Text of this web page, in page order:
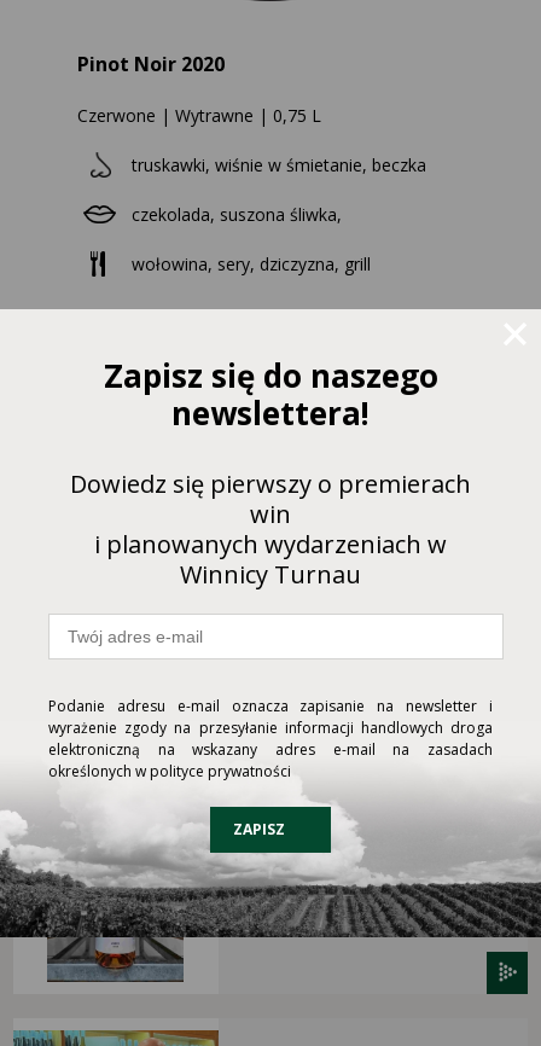
Pinot Noir 2020
Czerwone | Wytrawne | 0,75 L
truskawki, wiśnie w śmietanie, beczka
czekolada, suszona śliwka,
wołowina, sery, dziczyzna, grill
PRZEJDŹ DO KARTY WINA ABY
KUPIĆ
03.01.2024
Premiera nowego rocznika
Ambre!
Zapisz się do naszego
newslettera!
Dowiedz się pierwszy o premierach
win
i planowanych wydarzeniach w
Winnicy Turnau
Podanie adresu e-mail oznacza zapisanie na newsletter i
wyrażenie zgody na przesyłanie informacji handlowych droga
elektroniczną na wskazany adres e-mail na zasadach
określonych w polityce prywatności
ZAPISZ